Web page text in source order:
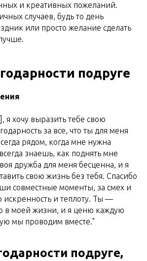
и креативных пожеланий.
случаев, будь то день
или просто желание сделать
подруге
я хочу выразить тебе свою
за все, что ты для меня
рядом, когда мне нужна
знаешь, как поднять мне
дружба для меня бесценна, и я
свою жизнь без тебя. Спасибо
совместные моменты, за смех и
искренность и теплоту. Ты —
в моей жизни, и я ценю каждую
мы проводим вместе."
подруге,